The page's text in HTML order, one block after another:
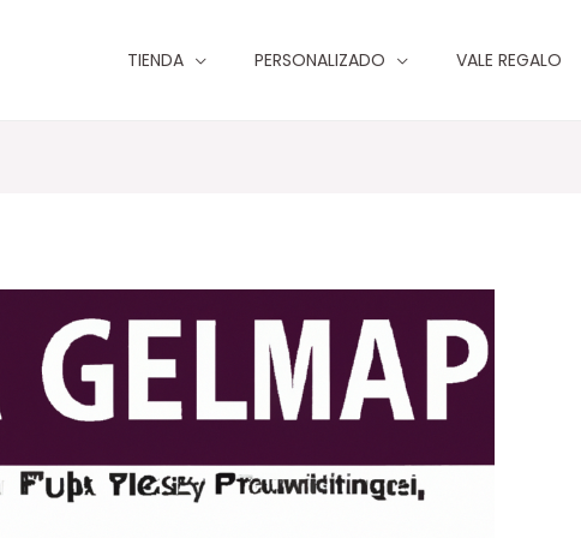
TIENDA PERSONALIZADO VALE REGALO